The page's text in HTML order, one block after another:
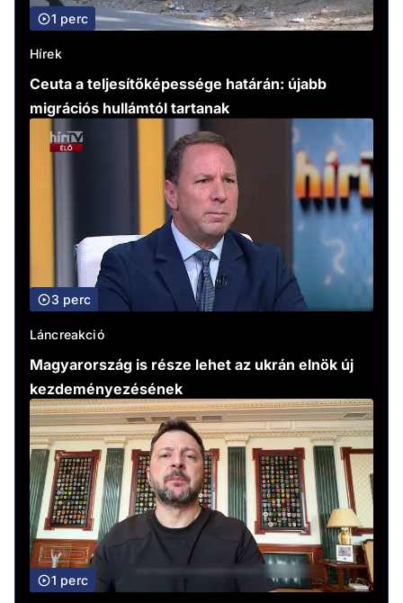
1 perc
Hírek
Ceuta a teljesítőképessége határán: újabb
migrációs hullámtól tartanak
3 perc
Láncreakció
Magyarország is része lehet az ukrán elnök új
kezdeményezésének
1 perc